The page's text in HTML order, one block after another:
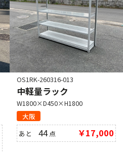
OS1RK-260316-013
中軽量ラック
W1800×D450×H1800
大阪
あと44点 ￥17,000